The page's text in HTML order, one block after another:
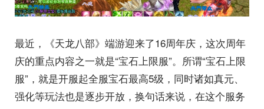
最近，《天龙八部》端游迎来了16周年庆，这次周年
庆的重点内容之一就是“宝石上限服”。所谓“宝石上限
服”，就是开服起全服宝石最高5级，同时诸如真元、
强化等玩法也是逐步开放，换句话来说，在这个服务